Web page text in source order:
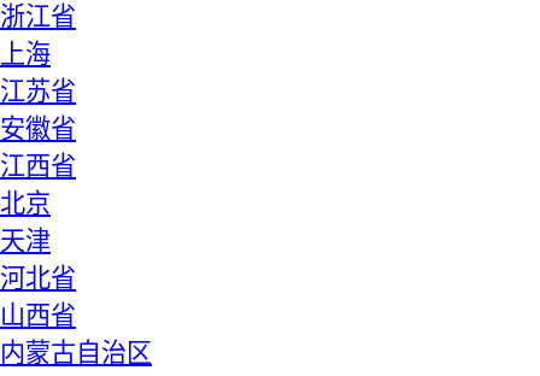
浙江省
上海
江苏省
安徽省
江西省
北京
天津
河北省
山西省
内蒙古自治区